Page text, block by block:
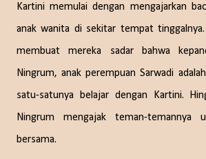
Kartini memulai dengan mengajarkan
anak wanita di sekitar tempat
membuat mereka sadar bahwa
Ningrum, anak perempuan Sarwadi
satu-satunya belajar dengan Kartini.
Ningrum mengajak teman-temannya
bersama.